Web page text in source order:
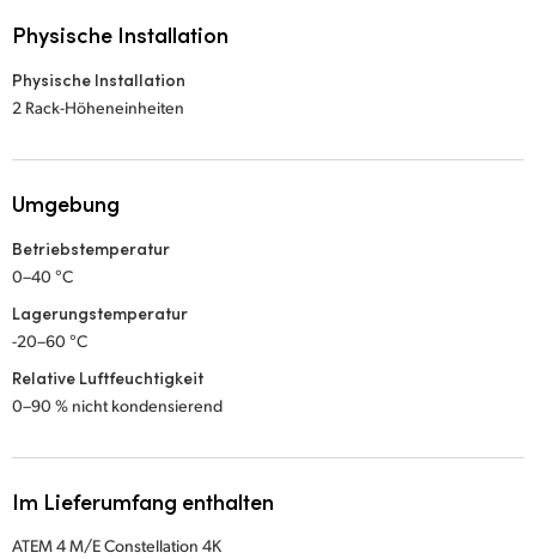
Physische Installation
Physische Installation
2 Rack-Höheneinheiten
Umgebung
Betriebstemperatur
0–40 °C
Lagerungstemperatur
-20–60 °C
Relative Luftfeuchtigkeit
0–90 % nicht kondensierend
Im Lieferumfang enthalten
ATEM 4 M/E Constellation 4K